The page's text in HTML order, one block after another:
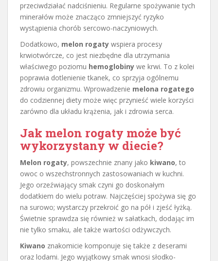
przeciwdziałać nadciśnieniu. Regularne spożywanie tych
minerałów może znacząco zmniejszyć ryzyko
wystąpienia chorób sercowo-naczyniowych.
Dodatkowo, melon rogaty wspiera procesy
krwiotwórcze, co jest niezbędne dla utrzymania
właściwego poziomu hemoglobiny we krwi. To z kolei
poprawia dotlenienie tkanek, co sprzyja ogólnemu
zdrowiu organizmu. Wprowadzenie melona rogatego
do codziennej diety może więc przynieść wiele korzyści
zarówno dla układu krążenia, jak i zdrowia serca.
Jak melon rogaty może być
wykorzystany w diecie?
Melon rogaty, powszechnie znany jako kiwano, to
owoc o wszechstronnych zastosowaniach w kuchni.
Jego orzeźwiający smak czyni go doskonałym
dodatkiem do wielu potraw. Najczęściej spożywa się go
na surowo; wystarczy przekroić go na pół i zjeść łyżką.
Świetnie sprawdza się również w sałatkach, dodając im
nie tylko smaku, ale także wartości odżywczych.
Kiwano znakomicie komponuje się także z deserami
oraz lodami. Jego wyjątkowy smak wnosi słodko-